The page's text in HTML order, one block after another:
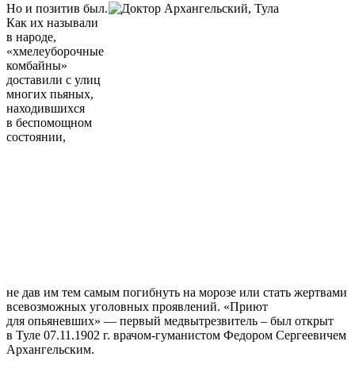
Но и позитив был.
Как их называли
в народе,
«хмелеуборочные
комбайны»
доставили с улиц
многих пьяных,
находившихся
в беспомощном
состоянии,
не дав им тем самым погибнуть на морозе или стать жертвами
всевозможных уголовных проявлений. «Приют
для опьяневших» — первый медвытрезвитель – был открыт
в Туле 07.11.1902 г. врачом-гуманистом Федором Сергеевичем
Архангельским.